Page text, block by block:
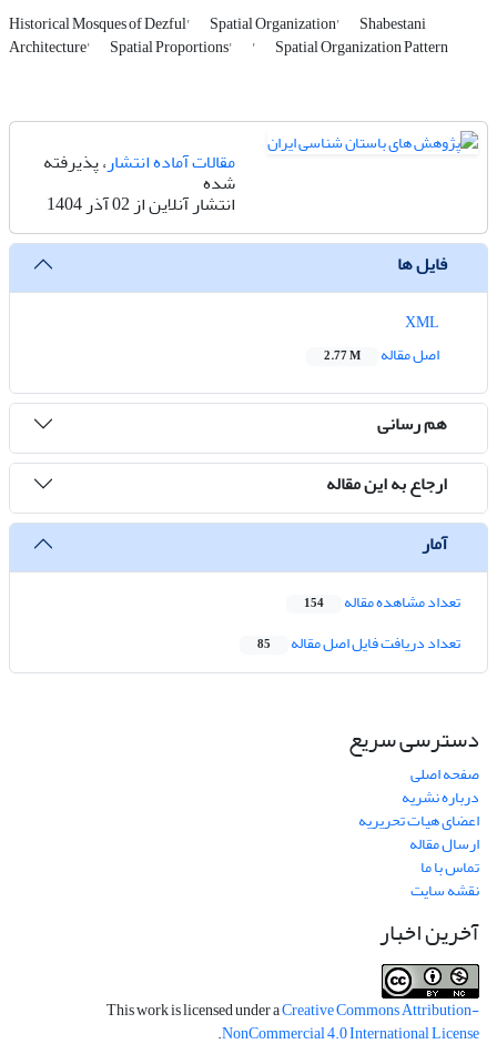
Historical Mosques of Dezful' Spatial Organization' Shabestani
Architecture' Spatial Proportions' ' Spatial Organization Pattern
مقالات آماده انتشار، پذیرفته
شده
انتشار آنلاین از 02 آذر 1404
فایل ها
اصل مقاله
2.77 M
هم رسانی
ارجاع به این مقاله
آمار
تعداد مشاهده مقاله 154
تعداد دریافت فایل اصل مقاله 85
دسترسی سریع
صفحه اصلی
درباره نشریه
اعضای هیات تحریریه
ارسال مقاله
تماس با ما
نقشه سایت
آخرین اخبار
This work is licensed under aCreative Commons Attribution-
NonCommercial 4.0 International License
.